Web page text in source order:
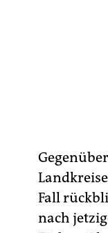
Fall
nach